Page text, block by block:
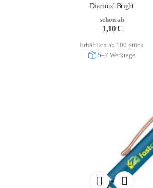
Diamond Bright
schon ab
1,10€
Erhältlich ab 100 Stück
5–7 Werktage